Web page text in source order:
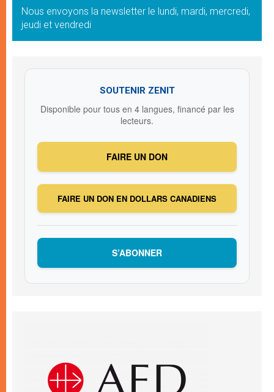
Nous envoyons la newsletter le lundi, mardi, mercredi,
jeudi et vendredi
SOUTENIR ZENIT
Disponible pour tous en 4 langues, financé par les
lecteurs.
FAIRE UN DON
FAIRE UN DON EN DOLLARS CANADIENS
S’ABONNER